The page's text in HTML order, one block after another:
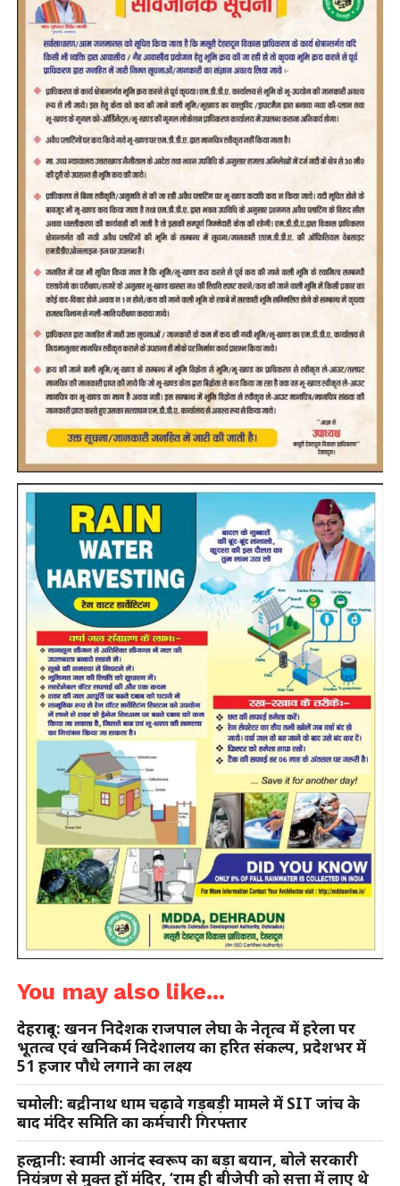
You may also like...
देहरादून: खनन निदेशक राजपाल लेघा के नेतृत्व में हरेला पर
भूतत्व एवं खनिकर्म निदेशालय का हरित संकल्प, प्रदेशभर में
51 हजार पौधे लगाने का लक्ष्य
चमोली: बद्रीनाथ धाम चढ़ावे गड़बड़ी मामले में SIT जांच के
बाद मंदिर समिति का कर्मचारी गिरफ्तार
हल्द्वानी: स्वामी आनंद स्वरूप का बड़ा बयान, बोले सरकारी
नियंत्रण से मुक्त हों मंदिर, ‘राम ही बीजेपी को सत्ता में लाए थे